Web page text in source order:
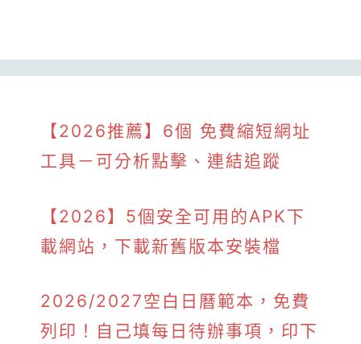
【2026推薦】6個 免費縮短網址
工具－可分析點擊、連結追蹤
【2026】5個安全可用的APK下
載網站，下載新舊版本安裝檔
2026/2027空白日曆範本，免費
列印！自己填每日待辦事項，印下